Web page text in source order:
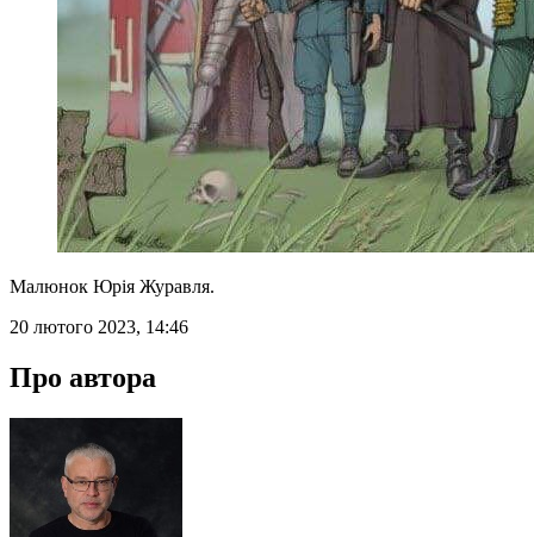
Малюнок Юрія Журавля.
20 лютого 2023, 14:46
Про автора